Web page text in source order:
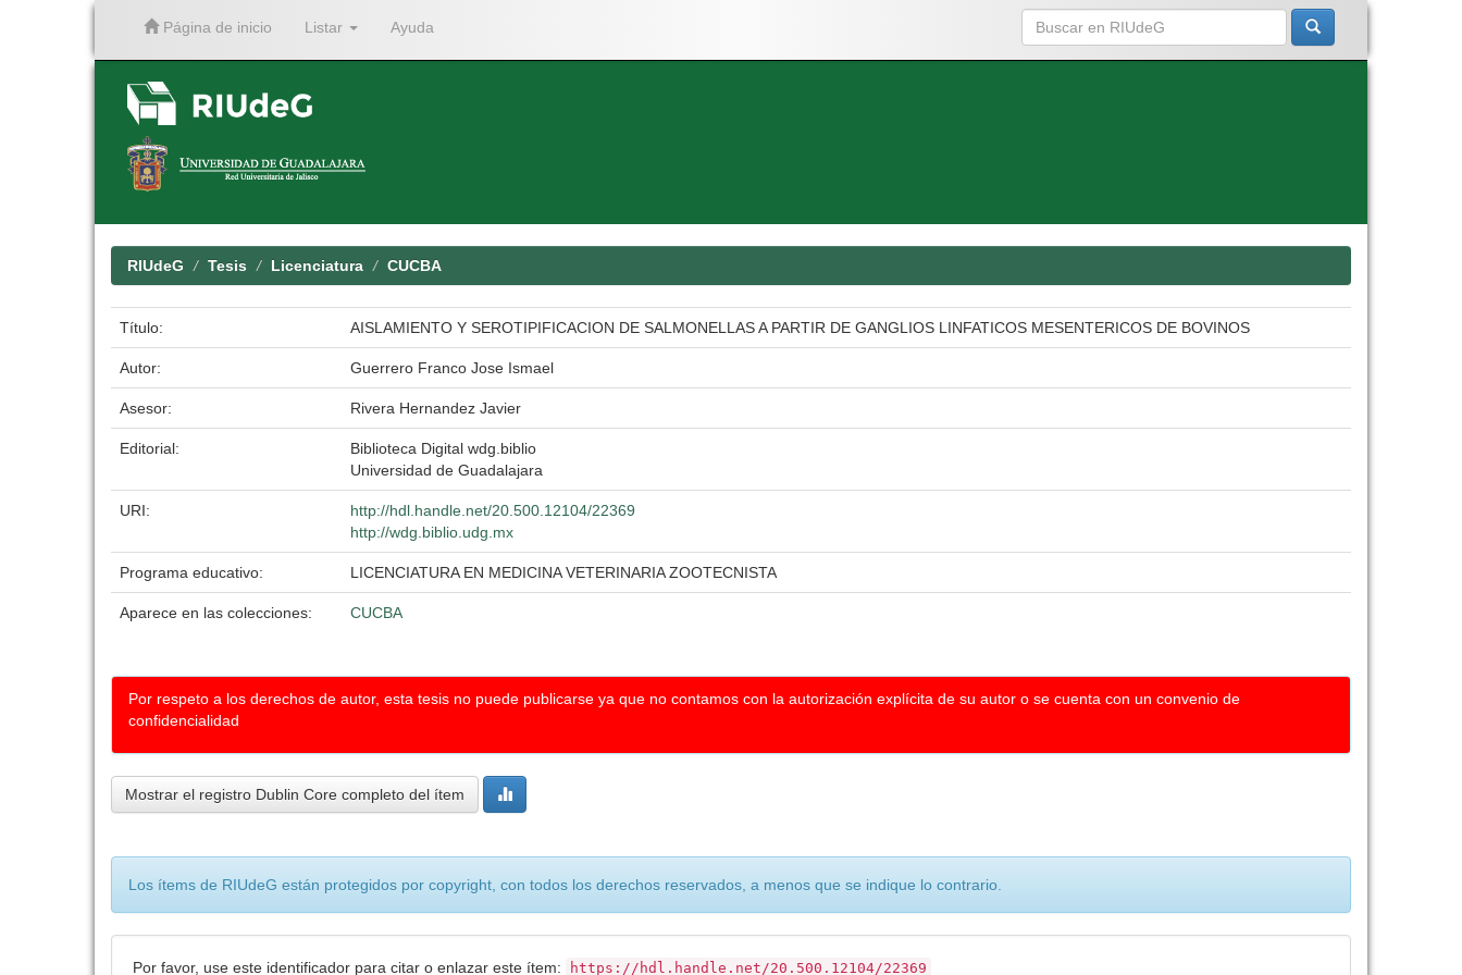
Página de inicio Listar Ayuda
RIUdeG Tesis Licenciatura CUCBA
Título: AISLAMIENTO Y SEROTIPIFICACION DE SALMONELLAS A PARTIR DE GANGLIOS LINFATICOS MESENTERICOS DE BOVINOS
Autor: Guerrero Franco Jose Ismael
Asesor: Rivera Hernandez Javier
Editorial:
Biblioteca Digital wdg.biblio
Universidad de Guadalajara
URI:
http://hdl.handle.net/20.500.12104/22369
http://wdg.biblio.udg.mx
Programa educativo: LICENCIATURA EN MEDICINA VETERINARIA ZOOTECNISTA
Aparece en las colecciones: CUCBA
Por respeto a los derechos de autor, esta tesis no puede publicarse ya que no contamos con la autorización explícita de su autor o se cuenta con un convenio de
confidencialidad
Mostrar el registro Dublin Core completo del ítem
Los ítems de RIUdeG están protegidos por copyright, con todos los derechos reservados, a menos que se indique lo contrario.
Por favor, use este identificador para citar o enlazar este ítem: https://hdl.handle.net/20.500.12104/22369